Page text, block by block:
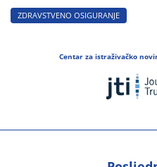
ZDRAVSTVENO OSIGURANJE
Centar za istraživačko